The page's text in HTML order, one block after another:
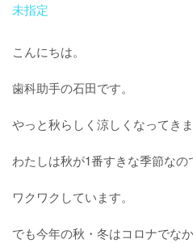
未指定
こんにちは。
歯科助手の石田です。
やっと秋らしく涼しくなってきま
わたしは秋が1番すきな季節なの
ワクワクしています。
でも今年の秋・冬はコロナでな